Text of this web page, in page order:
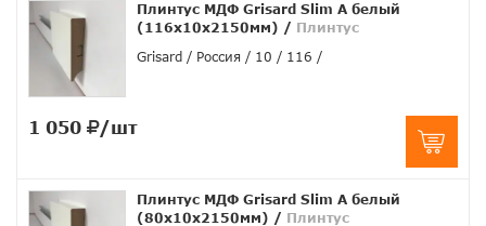
Плинтус МДФ Grisard Slim A белый
(116x10x2150мм) / Плинтус
Grisard
Россия 10 116
1 050 /шт
Плинтус МДФ Grisard Slim A белый
(80x10x2150мм) / Плинтус